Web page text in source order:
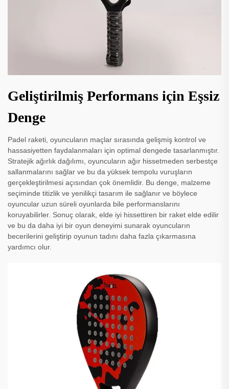
Geliştirilmiş Performans için Eşsiz
Denge
Padel raketi, oyuncuların maçlar sırasında gelişmiş kontrol ve
hassasiyetten faydalanmaları için optimal dengede tasarlanmıştır.
Stratejik ağırlık dağılımı, oyuncuların ağır hissetmeden serbestçe
sallanmalarını sağlar ve bu da yüksek tempolu vuruşların
gerçekleştirilmesi açısından çok önemlidir. Bu denge, malzeme
seçiminde titizlik ve yenilikçi tasarım ile sağlanır ve böylece
oyuncular uzun süreli oyunlarda bile performanslarını
koruyabilirler. Sonuç olarak, elde iyi hissettiren bir raket elde edilir
ve bu da daha iyi bir oyun deneyimi sunarak oyuncuların
becerilerini geliştirip oyunun tadını daha fazla çıkarmasına
yardımcı olur.